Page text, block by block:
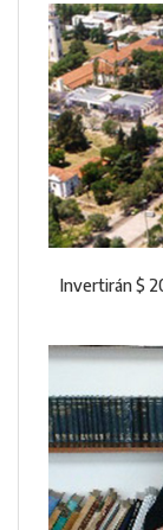
Invertirán $